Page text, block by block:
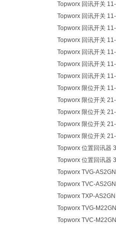
Topworx 回讯开关
Topworx 回讯开关
Topworx 回讯开关
Topworx 回讯开关
Topworx 回讯开关
Topworx 回讯开关
Topworx 回讯开关
Topworx 限位开关
Topworx 限位开关
Topworx 限位开关
Topworx 限位开关
Topworx 限位开关
Topworx 位置回讯器
Topworx 位置回讯器
Topworx TVG-AS2GN
Topworx TVC-AS2GN
Topworx TXP-AS2GN
Topworx TVG-M22GN
Topworx TVC-M22GN